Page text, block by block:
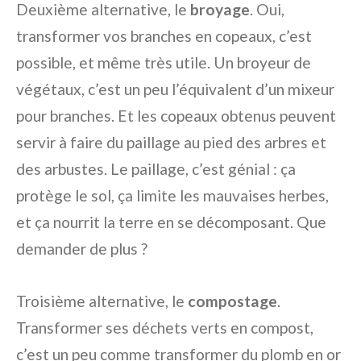
Deuxième alternative, le broyage. Oui,
transformer vos branches en copeaux, c’est
possible, et même très utile. Un broyeur de
végétaux, c’est un peu l’équivalent d’un mixeur
pour branches. Et les copeaux obtenus peuvent
servir à faire du paillage au pied des arbres et
des arbustes. Le paillage, c’est génial : ça
protège le sol, ça limite les mauvaises herbes,
et ça nourrit la terre en se décomposant. Que
demander de plus ?
Troisième alternative, le compostage.
Transformer ses déchets verts en compost,
c’est un peu comme transformer du plomb en or